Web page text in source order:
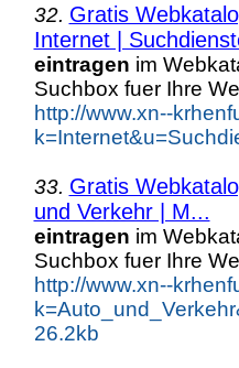
32. Gratis
Internet |
eintragen im
Suchbox fuer Ihre
http://www.xn--
33. Gratis
und Verkehr | M...
eintragen im
Suchbox fuer Ihre
http://www.xn--
26.2kb